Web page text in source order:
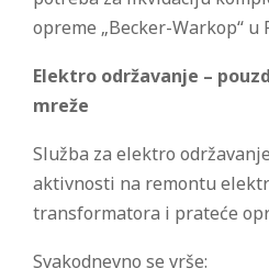
opreme „Becker-Warkop“ u
Elektro održavanje –
mreže
Služba za elektro
aktivnosti na remontu
transformatora i prateće
Svakodnevno se vrše: